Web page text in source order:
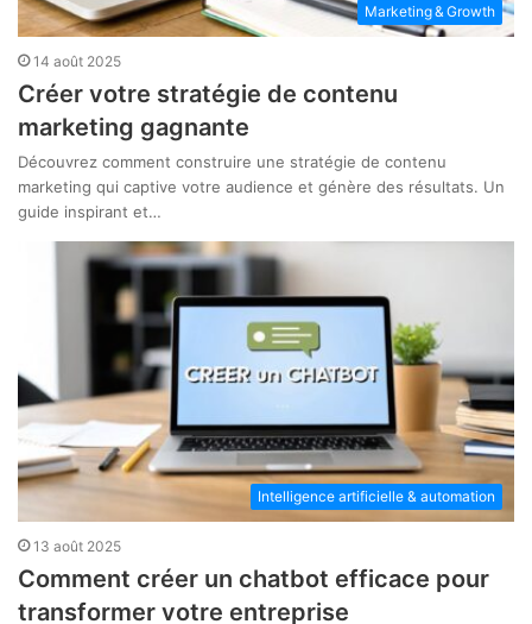
Marketing & Growth
14 août 2025
Créer votre stratégie de contenu
marketing gagnante
Découvrez comment construire une stratégie de contenu
marketing qui captive votre audience et génère des résultats. Un
guide inspirant et…
Intelligence artificielle & automation
13 août 2025
Comment créer un chatbot efficace pour
transformer votre entreprise